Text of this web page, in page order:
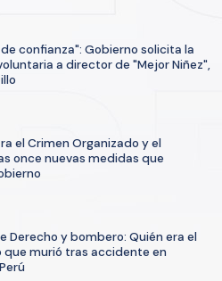
confianza": Gobierno solicita la
a director de "Mejor Niñez",
el Crimen Organizado y el
once nuevas medidas que
Derecho y bombero: Quién era el
que murió tras accidente en